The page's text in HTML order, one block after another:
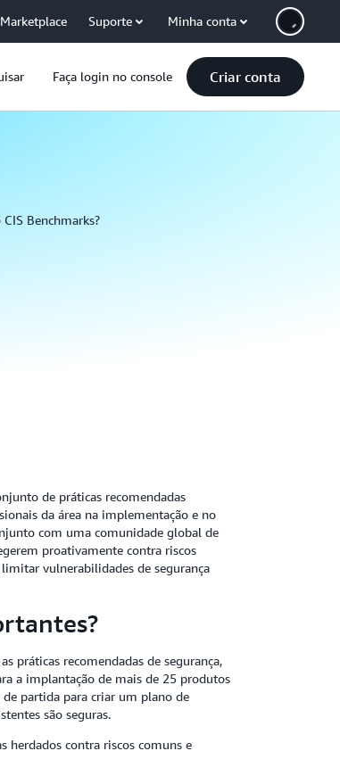
Suporte Minha conta
Faça login no console Criar conta
CIS Benchmarks?
de práticas recomendadas
da área na implementação e no
com uma comunidade global de
proativamente contra riscos
vulnerabilidades de segurança
práticas recomendadas de segurança,
a implantação de mais de 25 produtos
partida para criar um plano de
são seguras.
herdados contra riscos comuns e